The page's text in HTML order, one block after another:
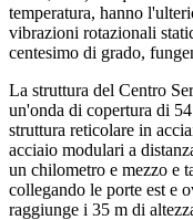
temperatura, hanno
vibrazioni rotazionali
centesimo di grado,
La struttura del Centro
un'onda di copertura di
struttura reticolare in
acciaio modulari a
un chilometro e mezzo e
collegando le porte est e
raggiunge i 35 m di